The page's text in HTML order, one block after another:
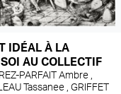
IDÉAL À LA
AU COLLECTIF
PARFAIT Ambre ,
Tassanee , GRIFFET